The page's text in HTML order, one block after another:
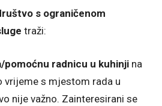
s ograničenom
traži:
pomoćnu radnicu u kuhinji na
vrijeme s mjestom rada u
nije važno. Zainteresirani se